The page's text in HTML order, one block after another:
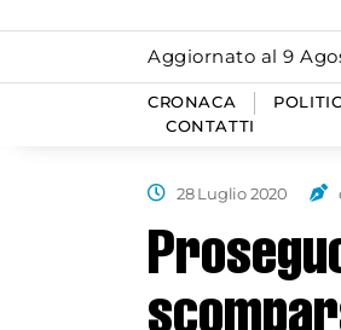
Aggiornato al 9
CRONACA
CONTATTI
28 Luglio 2020